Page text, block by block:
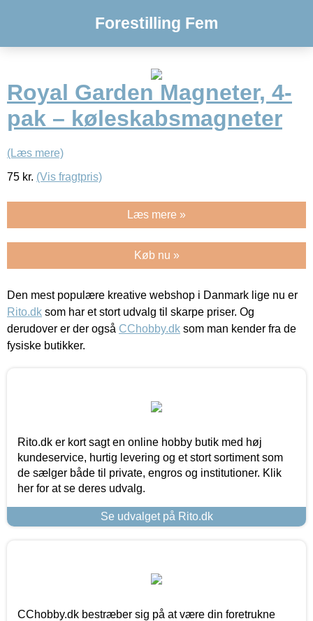
Forestilling Fem
Royal Garden Magneter, 4-
pak – køleskabsmagneter
(Læs mere)
75 kr. (Vis fragtpris)
Læs mere »
Køb nu »
Den mest populære kreative webshop i Danmark lige nu er
Rito.dk som har et stort udvalg til skarpe priser. Og
derudover er der også CChobby.dk som man kender fra de
fysiske butikker.
Rito.dk er kort sagt en online hobby butik med høj
kundeservice, hurtig levering og et stort sortiment som
de sælger både til private, engros og institutioner. Klik
her for at se deres udvalg.
Se udvalget på Rito.dk
CChobby.dk bestræber sig på at være din foretrukne